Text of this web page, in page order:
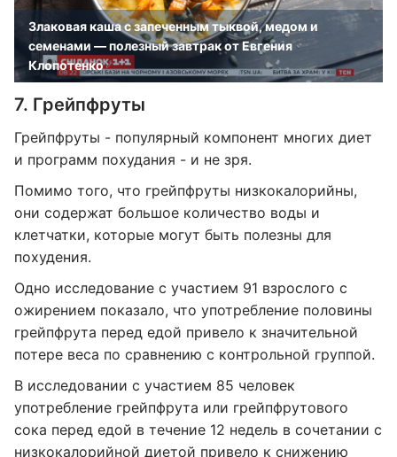
Злаковая каша с запеченным тыквой, медом и
семенами — полезный завтрак от Евгения
Клопотенко
7. Грейпфруты
Грейпфруты - популярный компонент многих диет
и программ похудания - и не зря.
Помимо того, что грейпфруты низкокалорийны,
они содержат большое количество воды и
клетчатки, которые могут быть полезны для
похудения.
Одно исследование с участием 91 взрослого с
ожирением показало, что употребление половины
грейпфрута перед едой привело к значительной
потере веса по сравнению с контрольной группой.
В исследовании с участием 85 человек
употребление грейпфрута или грейпфрутового
сока перед едой в течение 12 недель в сочетании с
низкокалорийной диетой привело к снижению